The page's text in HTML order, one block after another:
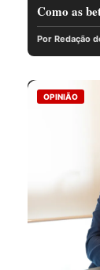
Como as
Por Redação
OPINIÃO